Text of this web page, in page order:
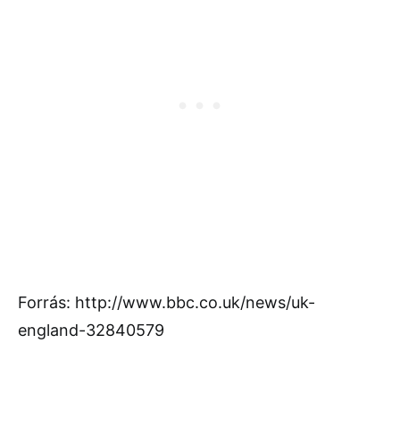
Forrás: http://www.bbc.co.uk/news/uk-
england-32840579